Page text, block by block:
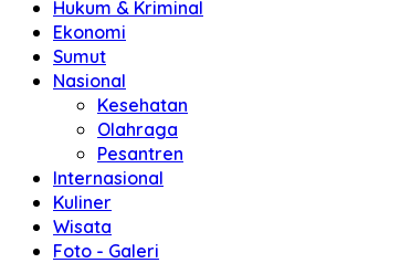
Hukum & Kriminal
Ekonomi
Sumut
Nasional
Kesehatan
Olahraga
Pesantren
Internasional
Kuliner
Wisata
Foto - Galeri